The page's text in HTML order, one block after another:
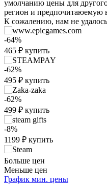
умолчанию цены для
регион и предпочитаюемую
К сожалению, нам не
-64%
465 ₽ купить
-62%
495 ₽ купить
-62%
499 ₽ купить
-8%
1199 ₽ купить
1300 ₽купить
Market
Больше цен
Меньше цен
₽
500
1,000
1,500
График мин. цены